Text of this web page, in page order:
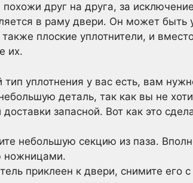
похожи друг на друга, за
в раму двери. Он может
плоские уплотнители, и
их.
тип уплотнения у вас есть, вам
деталь, так как вы не
запасной. Вот как это
небольшую секцию из паза.
ножницами.
приклеен к двери, снимите его